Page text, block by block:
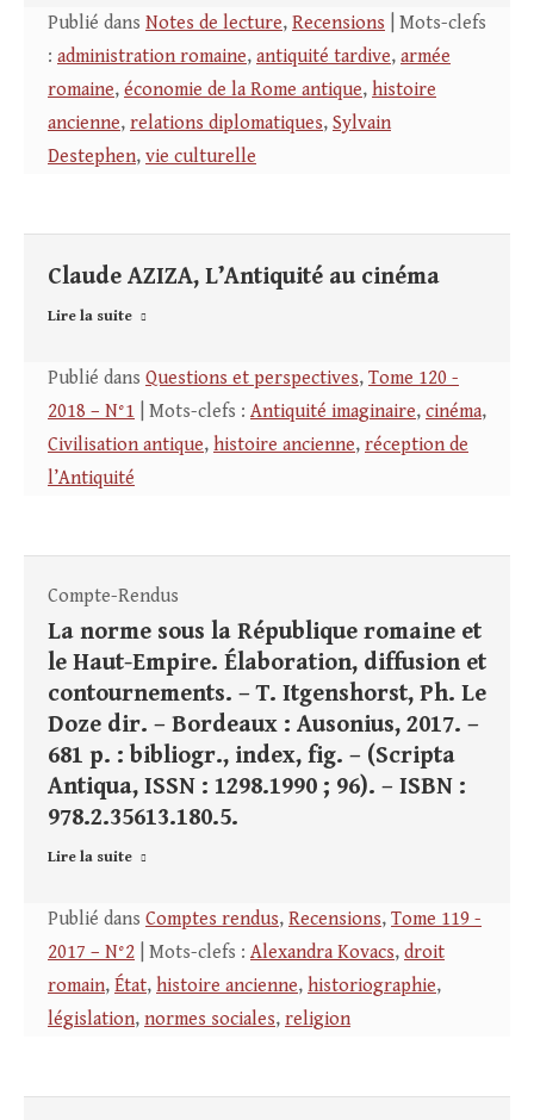
Publié dans Notes de lecture, Recensions | Mots-clefs
: administration romaine, antiquité tardive, armée
romaine, économie de la Rome antique, histoire
ancienne, relations diplomatiques, Sylvain
Destephen, vie culturelle
Claude AZIZA, L’Antiquité au cinéma
Lire la suite
Publié dans Questions et perspectives, Tome 120 -
2018 – N°1 | Mots-clefs : Antiquité imaginaire, cinéma,
Civilisation antique, histoire ancienne, réception de
l’Antiquité
Compte-Rendus
La norme sous la République romaine et
le Haut-Empire. Élaboration, diffusion et
contournements. – T. Itgenshorst, Ph. Le
Doze dir. – Bordeaux : Ausonius, 2017. –
681 p. : bibliogr., index, fig. – (Scripta
Antiqua, ISSN : 1298.1990 ; 96). – ISBN :
978.2.35613.180.5.
Lire la suite
Publié dans Comptes rendus, Recensions, Tome 119 -
2017 – N°2 | Mots-clefs : Alexandra Kovacs, droit
romain, État, histoire ancienne, historiographie,
législation, normes sociales, religion